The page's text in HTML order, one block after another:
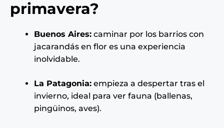
primavera?
Buenos Aires: caminar por los barrios con
jacarandás en flor es una experiencia
inolvidable.
La Patagonia: empieza a despertar tras el
invierno, ideal para ver fauna (ballenas,
pingüinos, aves).